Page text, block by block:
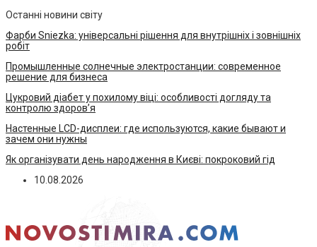
Останні новини світу
Фарби Sniezka: універсальні рішення для внутрішніх і зовнішніх
робіт
Промышленные солнечные электростанции: современное
решение для бизнеса
Цукровий діабет у похилому віці: особливості догляду та
контролю здоров’я
Настенные LCD-дисплеи: где используются, какие бывают и
зачем они нужны
Як організувати день народження в Києві: покроковий гід
10.08.2026